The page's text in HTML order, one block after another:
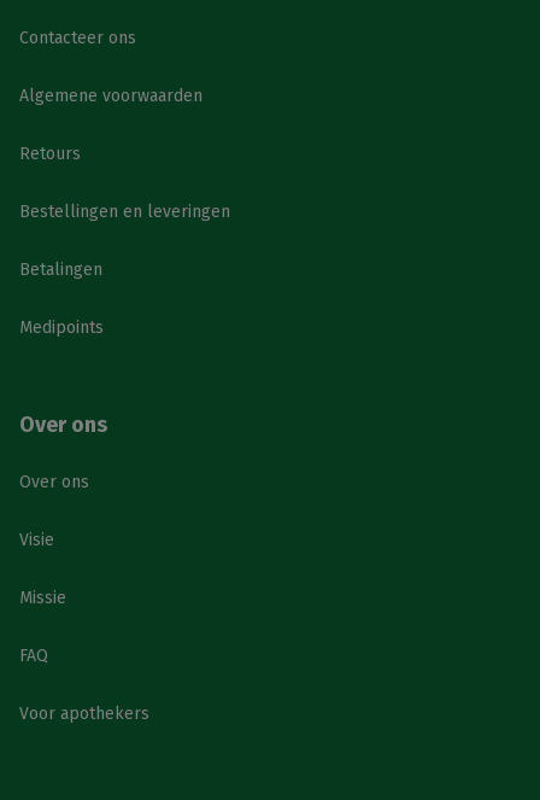
Contacteer ons
Algemene voorwaarden
Retours
Bestellingen en leveringen
Betalingen
Medipoints
Over ons
Over ons
Visie
Missie
FAQ
Voor apothekers